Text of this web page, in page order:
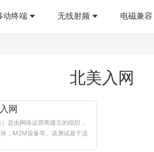
动终端 无线射频 电磁兼容
北美入网
网
是由网络运营商建立的组织，
，M2M设备等。该测试基于适